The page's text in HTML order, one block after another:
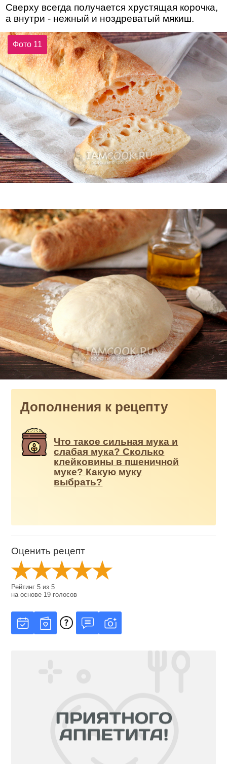
Сверху всегда получается хрустящая корочка,
а внутри - нежный и ноздреватый мякиш.
Фото 11
Дополнения к рецепту
Что такое сильная мука и
слабая мука? Сколько
клейковины в пшеничной
муке? Какую муку
выбрать?
Оценить рецепт
Рейтинг5 из5
на основе 19 голосов